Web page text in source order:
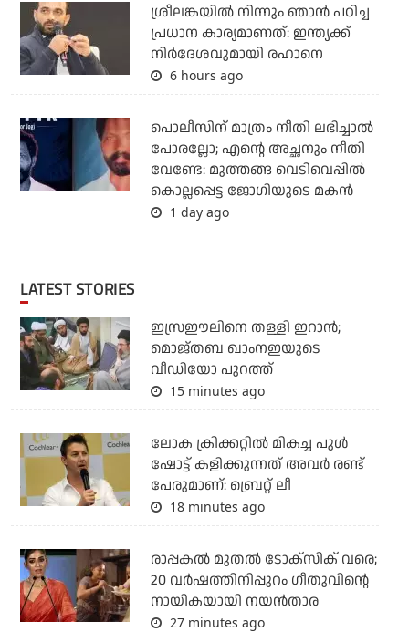
ശ്രീലങ്കയില്‍ നിന്നും ഞാന്‍ പഠിച്ച
പ്രധാന കാര്യമാണത്: ഇന്ത്യക്ക്
നിര്‍ദേശവുമായി രഹാനെ
6 hours ago
പൊലീസിന് മാത്രം നീതി ലഭിച്ചാല്‍
പോരല്ലോ; എന്റെ അച്ഛനും നീതി
വേണ്ടേ: മുത്തങ്ങ വെടിവെപ്പില്‍
കൊല്ലപ്പെട്ട ജോഗിയുടെ മകന്‍
1 day ago
LATEST STORIES
ഇസ്രഈലിനെ തള്ളി ഇറാന്‍;
മൊജ്തബ ഖാംനഇയുടെ
വീഡിയോ പുറത്ത്
15 minutes ago
ലോക ക്രിക്കറ്റില്‍ മികച്ച പുള്‍
ഷോട്ട് കളിക്കുന്നത് അവര്‍ രണ്ട്
പേരുമാണ്: ബ്രെറ്റ് ലീ
18 minutes ago
രാപ്പകൽ മുതൽ ടോക്സിക് വരെ;
20 വർഷത്തിനിപ്പുറം ഗീതുവിന്റെ
നായികയായി നയൻതാര
27 minutes ago